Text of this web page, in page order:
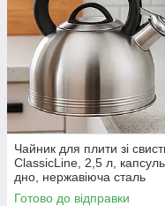
Чайник для плити зі
ClassicLine, 2,5 л,
дно, нержавіюча сталь
Готово до відправки